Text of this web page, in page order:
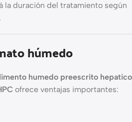
la duración del tratamiento según
húmedo
humedo preescrito hepatico
ofrece ventajas importantes: